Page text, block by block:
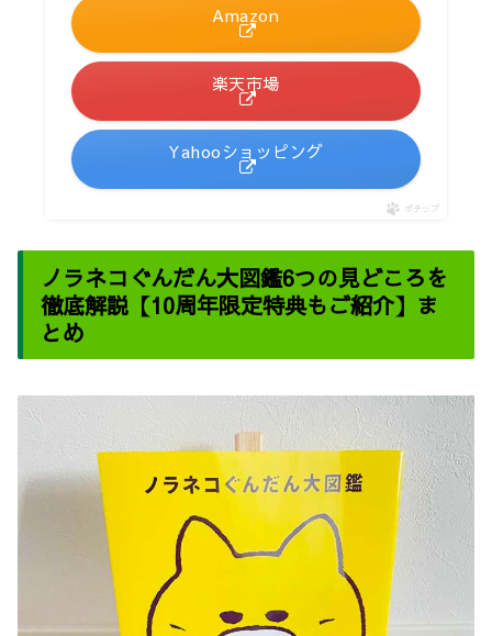
Amazon
楽天市場
Yahooショッピング
ポチップ
ノラネコぐんだん大図鑑6つの見どころを
徹底解説【10周年限定特典もご紹介】ま
とめ